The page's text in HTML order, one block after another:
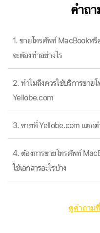
คำถ
1. ขายโทรศัพท์ MacBookห
จะต้องทำอย่างไร
2. ทำไมถึงควรใช้บริการขา
Yellobe.com
3. ขายที่ Yellobe.com แตก
4. ต้องการขายโทรศัพท์
ใช้เอกสารอะไรบ้าง
ดูคำถาม